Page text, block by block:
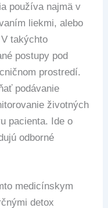
používa najmä v
liekmi, alebo
takýchto
postupy pod
prostredí.
podávanie
životných
pacienta. Ide o
odborné
medicínskym
detox